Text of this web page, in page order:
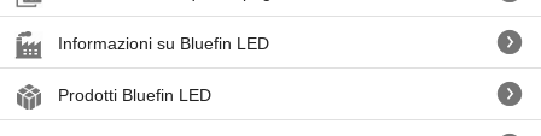
Informazioni su Bluefin LED
Prodotti Bluefin LED